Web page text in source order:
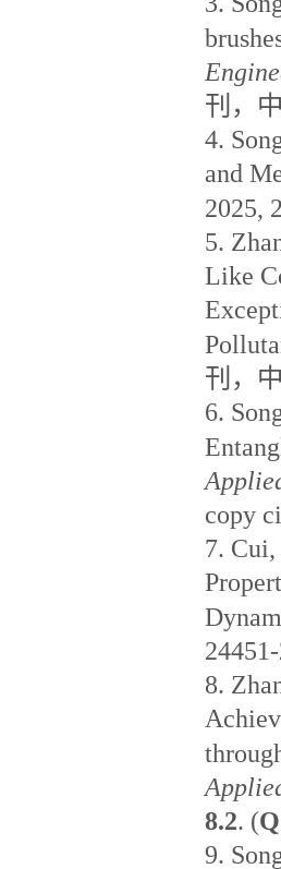
刊 ，
4.
and
2025,
5.
Like
刊 ，
6.
copy ci
7.
8.
8.2. (
9.